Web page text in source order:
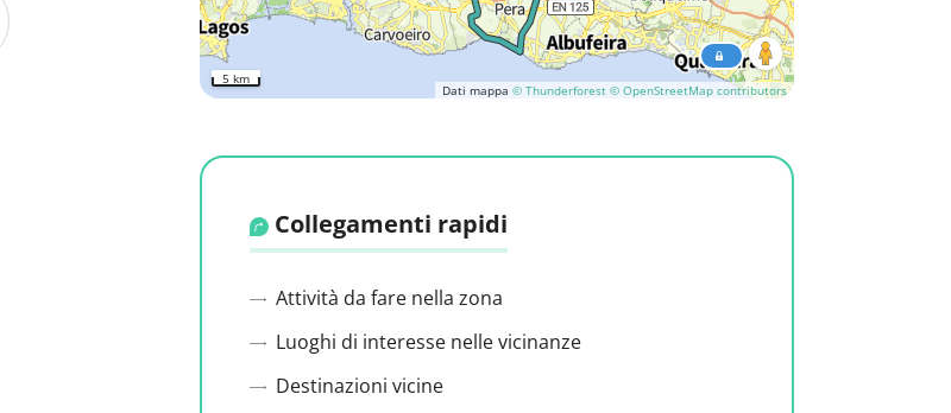
Dati mappa © Thunderforest © OpenStreetMap contributors
5 km
Collegamenti rapidi
Attività da fare nella zona
Luoghi di interesse nelle vicinanze
Destinazioni vicine